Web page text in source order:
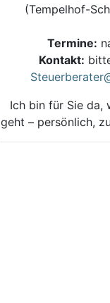
(Tempelhof-
Termine:
Kontakt:
Ich bin für Sie da,
geht – persönlich,